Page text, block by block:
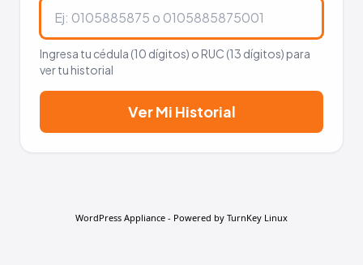
Ingresa tu cédula (10 dígitos) o RUC (13 dígitos) para
ver tu historial
Ver Mi Historial
WordPress Appliance - Powered by TurnKey Linux